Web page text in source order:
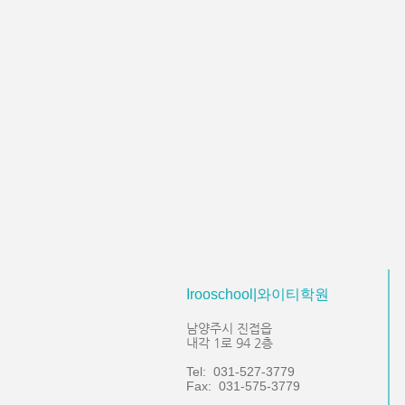
Irooschool|와이티학원
남양주시 진접읍
내각 1로 94 2층
Tel: 031-527-3779
Fax: 031-575-3779